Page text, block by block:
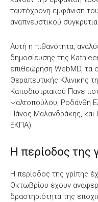
ταυτόχρονη εμφάνιση
αναπνευστικού
Αυτή η πιθανότητα,
δημοσίευσης της
επιθεώρηση WebMD, τα
Θεραπευτικής Κλινικής
Καποδιστριακού
Ψαλτοπούλου, Ροδάνθη
Πάνος Μαλανδράκης,
ΕΚΠΑ).
Η περίοδος της
Η περίοδος της γρίπης
Οκτωβρίου έχουν
δραστηριότητα της